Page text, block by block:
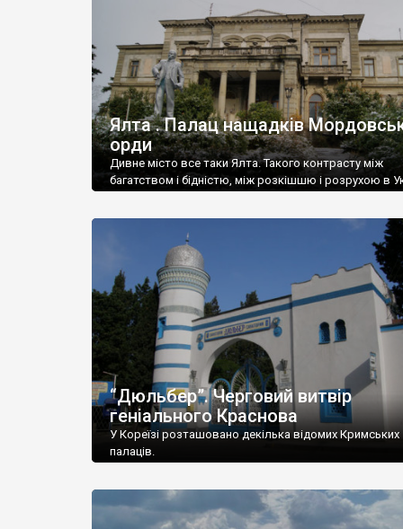
Ялта . Палац нащадків
орди
Дивне місто все таки Ялта. Такого контрасту між
багатством і бідністю, між розкішшю і розрухою в
“Дюльбер”. Черговий витвір
геніального Краснова
У Кореїзі розташовано декілька відомих Кримських
палаців.